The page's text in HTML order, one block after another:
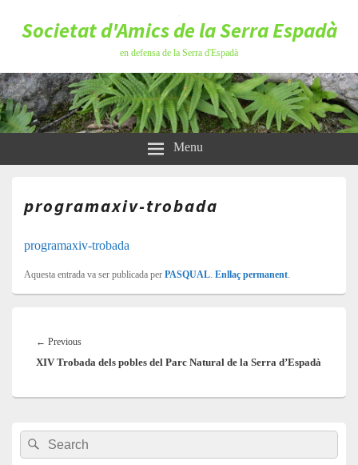
Societat d'Amics de la Serra Espadà
en defensa de la Serra d'Espadà
Menu
programaxiv-trobada
programaxiv-trobada
Aquesta entrada va ser publicada per PASQUAL Enllaç permanent
d'entrades
← Previous
post:
XIV Trobada dels pobles del Parc Natural de la Serra d’Espadà
Barra
lateral
principal
Search
for:
Search